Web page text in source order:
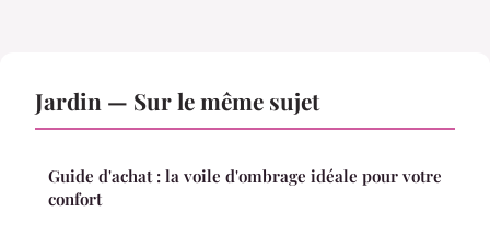
Jardin — Sur le même sujet
Guide d'achat : la voile d'ombrage idéale pour votre
confort